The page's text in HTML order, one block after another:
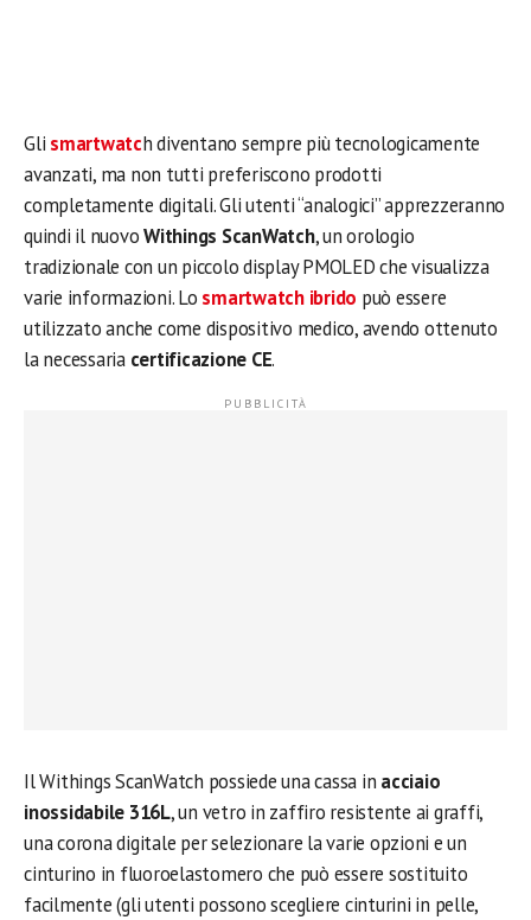
Gli smartwatch diventano sempre più tecnologicamente
avanzati, ma non tutti preferiscono prodotti
completamente digitali. Gli utenti “analogici” apprezzeranno
quindi il nuovoWithings ScanWatch, un orologio
tradizionale con un piccolo display PMOLED che visualizza
varie informazioni. Lo smartwatch ibrido può essere
utilizzato anche come dispositivo medico, avendo ottenuto
la necessaria certificazione CE.
Il Withings ScanWatch possiede una cassa in acciaio
inossidabile 316L, un vetro in zaffiro resistente ai graffi,
una corona digitale per selezionare la varie opzioni e un
cinturino in fluoroelastomero che può essere sostituito
facilmente (gli utenti possono scegliere cinturini in pelle,